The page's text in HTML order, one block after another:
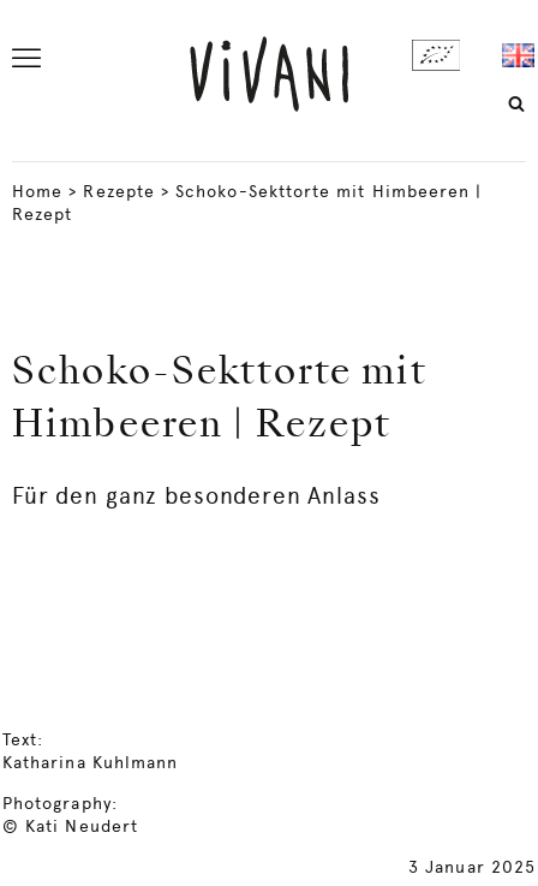
Home > Rezepte >Schoko-Sekttorte mit Himbeeren |
Rezept
Schoko-Sekttorte mit
Himbeeren | Rezept
Für den ganz besonderen Anlass
Text:
Katharina Kuhlmann
Photography:
© Kati Neudert
3 Januar 2025